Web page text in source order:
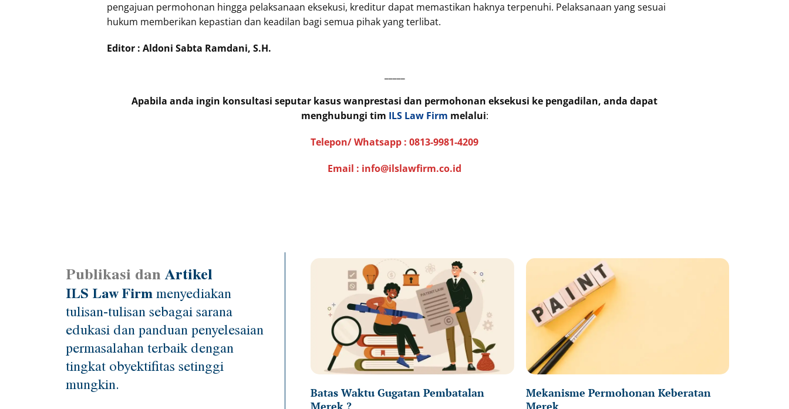
pengajuan permohonan hingga pelaksanaan eksekusi, kreditur dapat memastikan haknya terpenuhi. Pelaksanaan yang sesuai
hukum memberikan kepastian dan keadilan bagi semua pihak yang terlibat.
Editor : Aldoni Sabta Ramdani, S.H.
Apabila anda ingin konsultasi seputar kasus wanprestasi dan permohonan eksekusi ke pengadilan, anda dapat
menghubungi tim ILS Law Firm melalui:
Telepon/ Whatsapp : 0813-9981-4209
Email : info@ilslawfirm.co.id
Publikasi danArtikel
ILS Law Firmmenyediakan
tulisan-tulisan sebagai sarana
edukasi dan panduan penyelesaian
permasalahan terbaik dengan
tingkat obyektifitas setinggi
mungkin.
Batas Waktu Gugatan Pembatalan
Merek ?
Mekanisme Permohonan Keberatan
Merek
Page Page